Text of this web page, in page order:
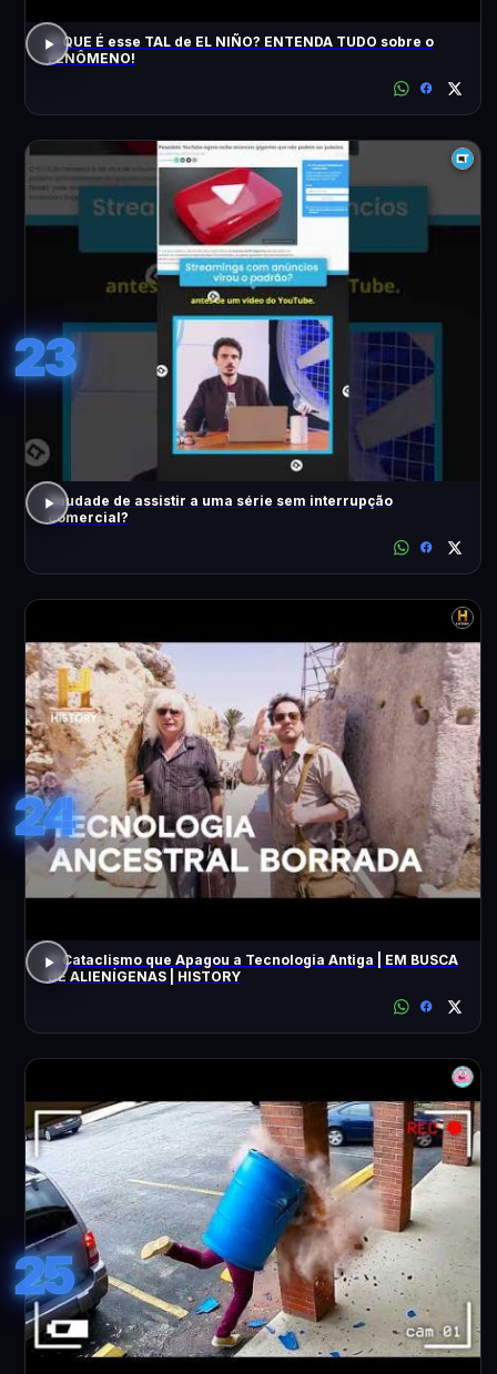
O QUE É esse TAL de EL NIÑO? ENTENDA TUDO sobre o
FENÔMENO!
23
Saudade de assistir a uma série sem interrupção
comercial?
24
O Cataclismo que Apagou a Tecnologia Antiga | EM BUSCA
DE ALIENÍGENAS | HISTORY
25